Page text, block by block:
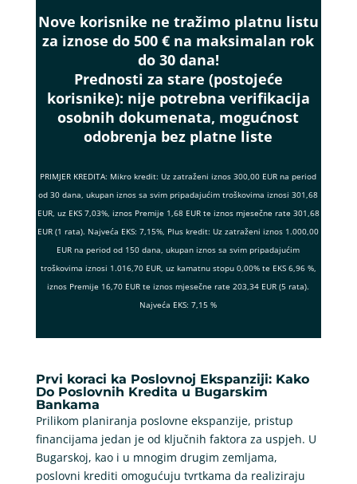
Nove korisnike ne tražimo platnu listu
za iznose do 500 € na maksimalan rok
do 30 dana!
Prednosti za stare (postojeće
korisnike): nije potrebna verifikacija
osobnih dokumenata, mogućnost
odobrenja bez platne liste
PRIMJER KREDITA: Mikro kredit: Uz zatraženi iznos 300,00 EUR na period
od 30 dana, ukupan iznos sa svim pripadajućim troškovima iznosi 301,68
EUR, uz EKS 7,03%, iznos Premije 1,68 EUR te iznos mjesečne rate 301,68
EUR (1 rata). Najveća EKS: 7,15%, Plus kredit: Uz zatraženi iznos 1.000,00
EUR na period od 150 dana, ukupan iznos sa svim pripadajućim
troškovima iznosi 1.016,70 EUR, uz kamatnu stopu 0,00% te EKS 6,96 %,
iznos Premije 16,70 EUR te iznos mjesečne rate 203,34 EUR (5 rata).
Najveća EKS: 7,15 %
Prvi koraci ka Poslovnoj Ekspanziji: Kako
Do Poslovnih Kredita u Bugarskim
Bankama
Prilikom planiranja poslovne ekspanzije, pristup
financijama jedan je od ključnih faktora za uspjeh. U
Bugarskoj, kao i u mnogim drugim zemljama,
poslovni krediti omogućuju tvrtkama da realiziraju